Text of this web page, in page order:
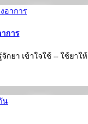
าการ
ยา เข้าใจใช้ -- ใช้ยาใ